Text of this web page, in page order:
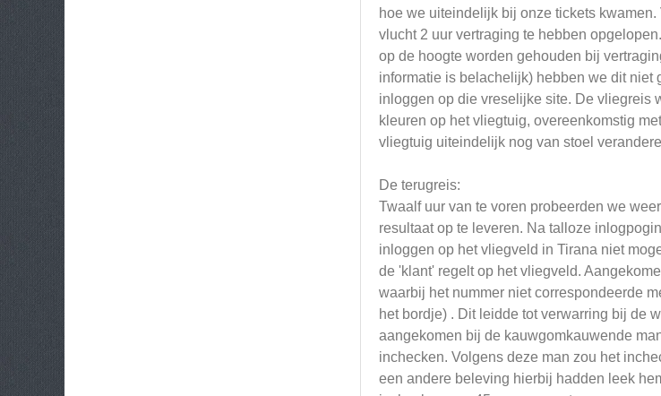
hoe we uiteindelijk bij onze tickets
vlucht 2 uur vertraging te hebben
op de hoogte worden gehouden bij
informatie is belachelijk) hebben we dit
inloggen op die vreselijke site. De vliegreis
kleuren op het vliegtuig, overeenkomstig
vliegtuig uiteindelijk nog van stoel
De terugreis:
Twaalf uur van te voren probeerden we
resultaat op te leveren. Na talloze
inloggen op het vliegveld in Tirana niet
de 'klant' regelt op het vliegveld.
waarbij het nummer niet correspondeerde
het bordje) . Dit leidde tot verwarring bij de
aangekomen bij de kauwgomkauwende
inchecken. Volgens deze man zou het
een andere beleving hierbij hadden leek